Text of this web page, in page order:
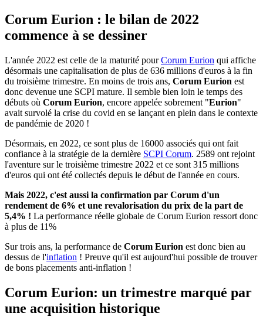
Corum Eurion : le bilan de 2022
commence à se dessiner
L'année 2022 est celle de la maturité pourCorum Eurion qui affiche
désormais une capitalisation de plus de 636 millions d'euros à la fin
du troisième trimestre. En moins de trois ans, Corum Eurion est
donc devenue une SCPI mature. Il semble bien loin le temps des
débuts où Corum Eurion, encore appelée sobrement "Eurion"
avait survolé la crise du covid en se lançant en plein dans le contexte
de pandémie de 2020 !
Désormais, en 2022, ce sont plus de 16000 associés qui ont fait
confiance à la stratégie de la dernière SCPI Corum. 2589 ont rejoint
l'aventure sur le troisième trimestre 2022 et ce sont 315 millions
d'euros qui ont été collectés depuis le début de l'année en cours.
Mais 2022, c'est aussi la confirmation par Corum d'un
rendement de 6% et une revalorisation du prix de la part de
5,4% ! La performance réelle globale de Corum Eurion ressort donc
à plus de 11%
Sur trois ans, la performance de Corum Eurion est donc bien au
dessus de l'inflation ! Preuve qu'il est aujourd'hui possible de trouver
de bons placements anti-inflation !
Corum Eurion: un trimestre marqué par
une acquisition historique